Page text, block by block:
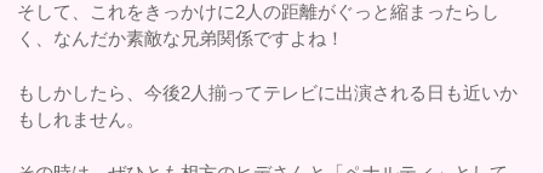
そして、これをきっかけに2人の距離がぐっと縮まったらし
く、なんだか素敵な兄弟関係ですよね！
もしかしたら、今後2人揃ってテレビに出演される日も近いか
もしれません。